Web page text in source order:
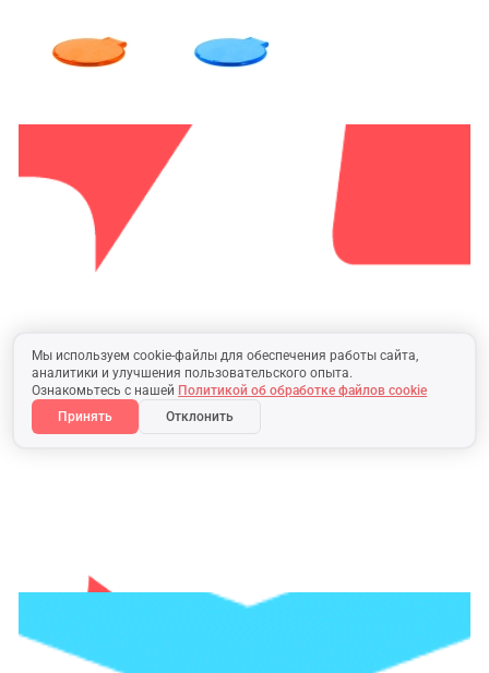
Мы используем cookie-файлы для обеспечения работы сайта,
аналитики и улучшения пользовательского опыта.
Ознакомьтесь с нашей Политикой об обработке файлов cookie
Принять
Отклонить